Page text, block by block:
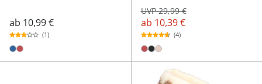
ab 10,99 €
(1)
ab 10,39 €
UVP 29,99 €
(4)